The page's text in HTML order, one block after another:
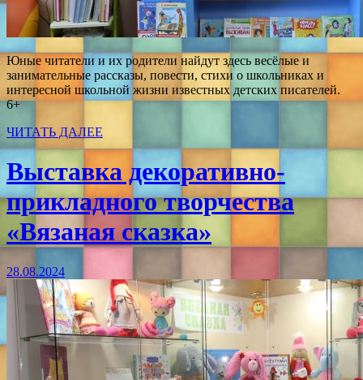
Юные читатели и их родители найдут здесь весёлые и
занимательные рассказы, повести, стихи о школьниках и
интересной школьной жизни известных детских писателей.
6+
ЧИТАТЬ ДАЛЕЕ
Выставка декоративно-
прикладного творчества
«Вязаная сказка»
28.08.2024